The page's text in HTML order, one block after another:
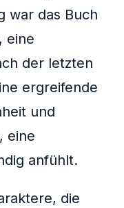
war das Buch
eine
der letzten
ergreifende
und
eine
anfühlt.
die